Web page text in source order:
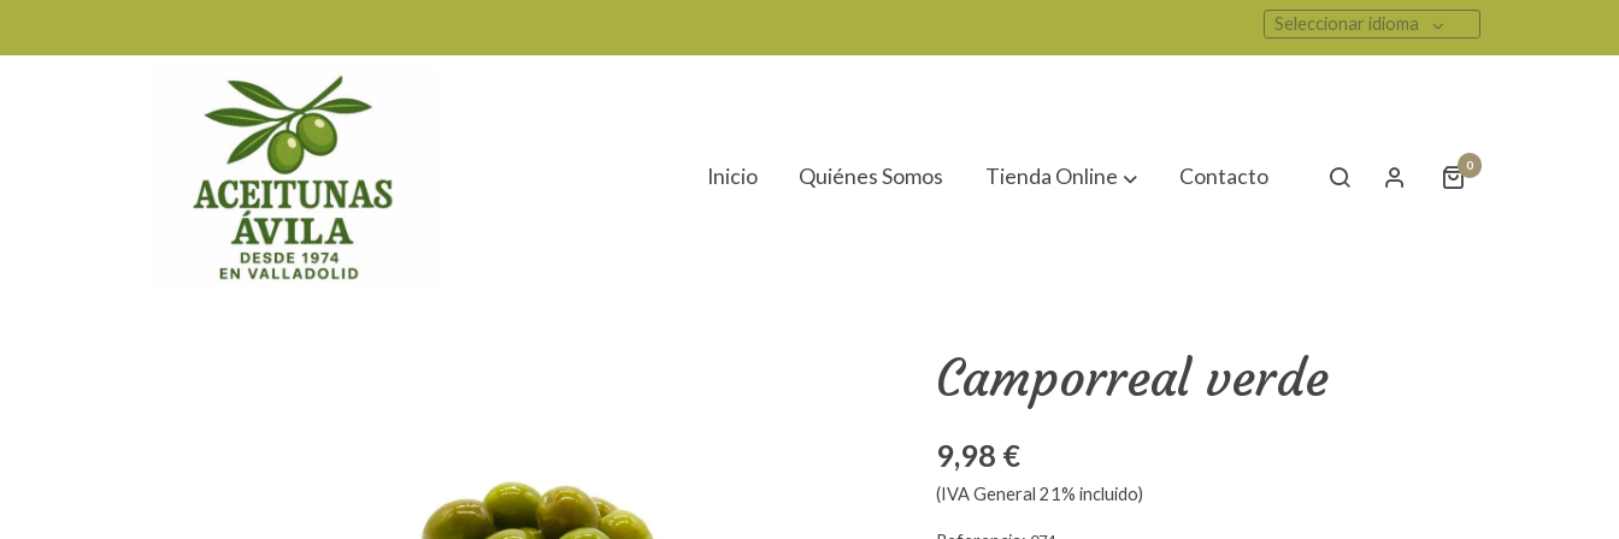
Seleccionar idioma
Inicio Quiénes Somos Tienda Online Contacto 0
Tienda Online Camporreal verde
Camporreal verde
9,98 €
(IVA General 21% incluido)